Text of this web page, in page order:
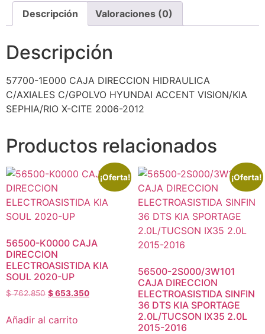
Descripción Valoraciones (0)
Descripción
57700-1E000 CAJA DIRECCION HIDRAULICA
C/AXIALES C/GPOLVO HYUNDAI ACCENT VISION/KIA
SEPHIA/RIO X-CITE 2006-2012
Productos relacionados
¡Oferta!
56500-K0000 CAJA
DIRECCION
ELECTROASISTIDA KIA
SOUL 2020-UP
$762.850 $653.350
Añadir al carrito
¡Oferta!
56500-2S000/3W101
CAJA DIRECCION
ELECTROASISTIDA SINFIN
36 DTS KIA SPORTAGE
2.0L/TUCSON IX35 2.0L
2015-2016